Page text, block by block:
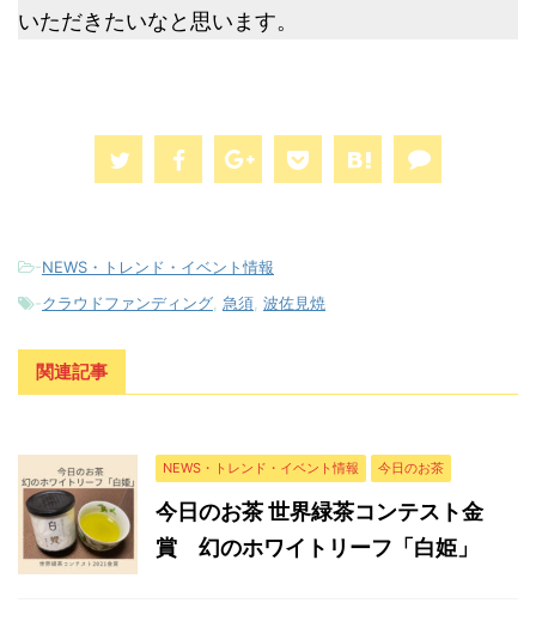
いただきたいなと思います。
-NEWS・トレンド・イベント情報
-クラウドファンディング 急須 波佐見焼
関連記事
NEWS・トレンド・イベント情報 今日のお茶
今日のお茶 世界緑茶コンテスト金
賞 幻のホワイトリーフ「白姫」